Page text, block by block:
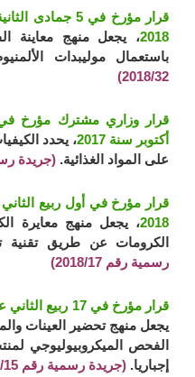
2018، يجعل منهج معاينة
باستعمال موليبدات
2018/32)
أكتوبر سنة 2017
، يحدد
على المواد الغذائية. (جريدة رسمية
2018، يجعل منهج معايرة
الكرومات عن طريق تقنية
رسمية رقم 2018/17)
قرار مؤرخ في 17 ربيع الثاني عام 1439 الموافق 4 يناير سنة 2018
يجعل منهج تحضير العينات
الفحص الميكروبيوليوجي
إجباريا. (جريدة رسمية رقم 2018/15)